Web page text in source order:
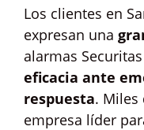
Los clientes en
expresan una
alarmas
eficacia ante
respuesta. Miles
empresa líder